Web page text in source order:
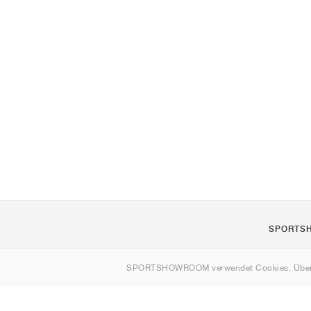
SPORTSHOWROOM verwendet Cookies.
Kontakt